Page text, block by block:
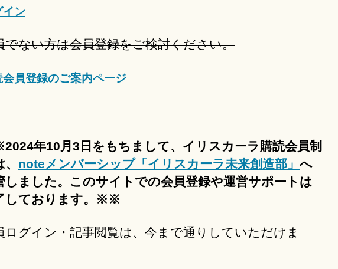
イン
でない方は会員登録をご検討ください。
会員登録のご案内ページ
年10月3日をもちまして、イリスカーラ購読会員制
noteメンバーシップ「イリスカーラ未来創造部」 へ
しました。このサイトでの会員登録や運営サポートは
しております。※※
ログイン・記事閲覧は、今まで通りしていただけま